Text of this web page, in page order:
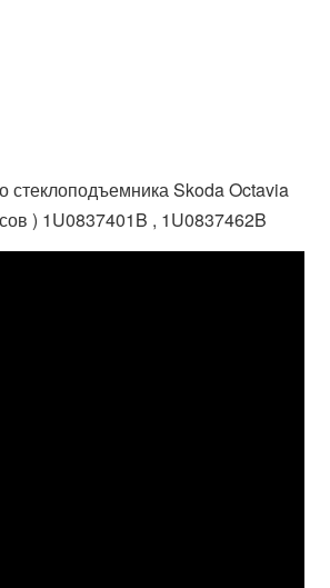
стеклоподъемника Skoda Octavia
) 1U0837401B , 1U0837462B